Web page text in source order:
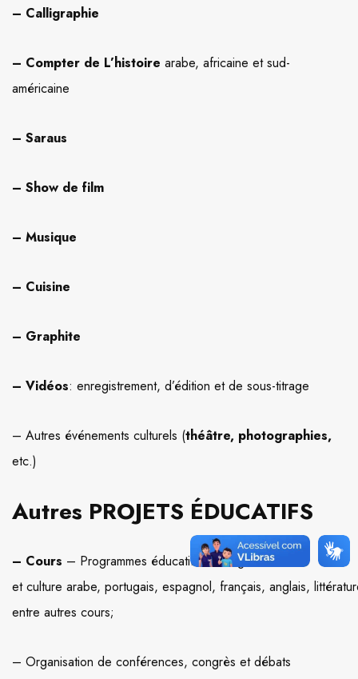
– Calligraphie
– Compter de L’histoire arabe, africaine et sud-
américaine
– Saraus
– Show de film
– Musique
– Cuisine
– Graphite
– Vidéos: enregistrement, d’édition et de sous-titrage
– Autres événements culturels (théâtre, photographies,
etc.)
Autres PROJETS ÉDUCATIFS
– Cours – Programmes éducatifs de langue
et culture arabe, portugais, espagnol, français, anglais,
entre autres cours;
– Organisation de conférences, congrès et débats